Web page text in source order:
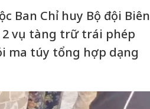
Ban Chỉ huy Bộ đội Biên
2 vụ tàng trữ trái phép
ma túy tổng hợp dạng